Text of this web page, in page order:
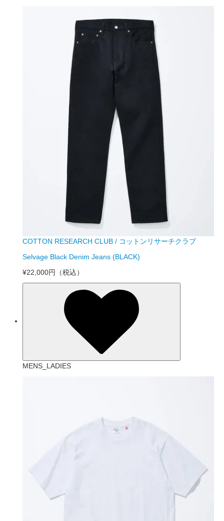
COTTON RESEARCH CLUB / コットンリサーチクラブ
Selvage Black Denim Jeans (BLACK)
¥22,000円 （税込）
MENS_LADIES